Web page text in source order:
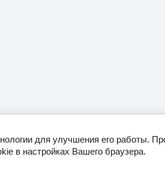
для улучшения его работы.
в настройках Вашего браузера.